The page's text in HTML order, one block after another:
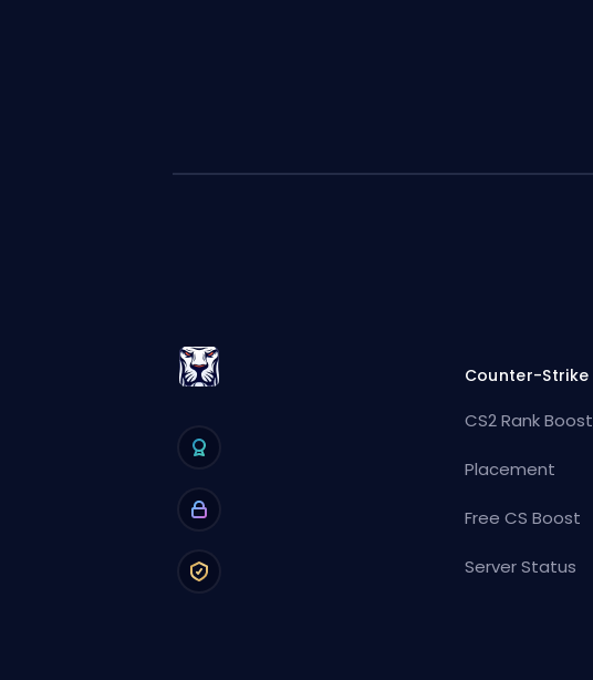
Counter-Strike
CS2 Rank Boost
Placement
Free CS Boost
Server Status